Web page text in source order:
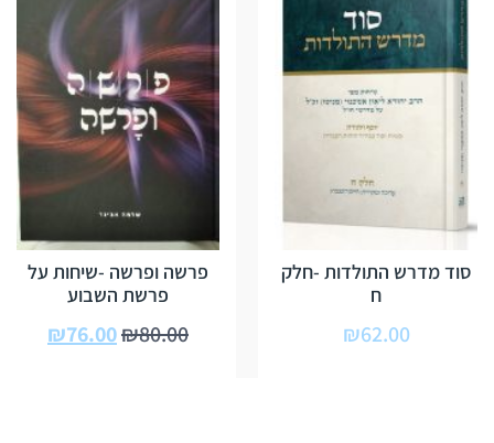
סוד מדרש התולדות -חלק
ח
₪62.00
פרשה ופרשה -שיחות על
פרשת השבוע
₪80.00
₪76.00